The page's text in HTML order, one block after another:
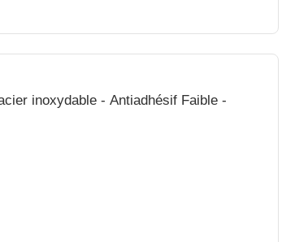
inoxydable - Antiadhésif Faible -